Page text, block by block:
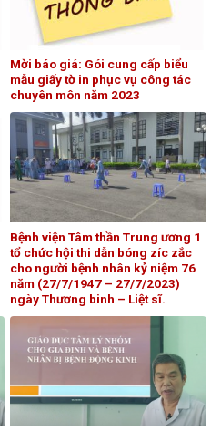
Mời báo giá: Gói cung cấp biểu
mẫu giấy tờ in phục vụ công tác
chuyên môn năm 2023
Bệnh viện Tâm thần Trung ương 1
tổ chức hội thi dẫn bóng zíc zắc
cho người bệnh nhân kỷ niệm 76
năm (27/7/1947 – 27/7/2023)
ngày Thương binh – Liệt sĩ.